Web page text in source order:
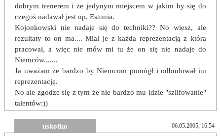
dobrym trenerem i że jedynym miejscem w jakim by się do
czegoś nadawał jest np. Estonia.
Kojonkowski nie nadaje się do techniki?? No wiesz, ale
rezultaty to on ma.... Miał je z każdą reprezentacją z którą
pracował, a więc nie mów mi tu że on się nie nadaje do
Niemców.......
Ja uważam że bardzo by Niemcom pomógł i odbudował im
reprezentację.
No ale zgodze się z tym że nie bardzo mu idzie "szlifowanie"
talentów:))
uskotko 06.05.2005, 16:54